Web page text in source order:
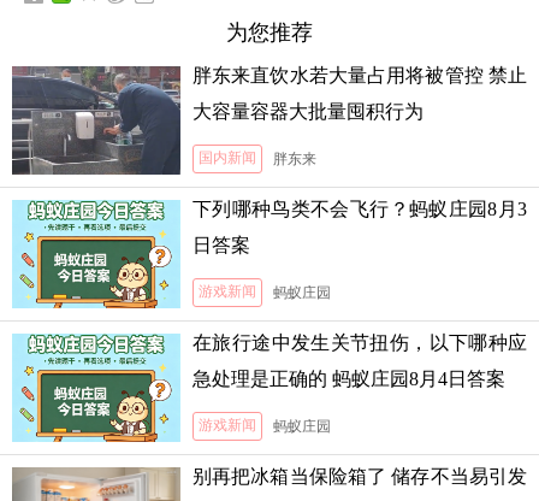
为您推荐
胖东来直饮水若大量占用将被管控 禁止
大容量容器大批量囤积行为
国内新闻 胖东来
下列哪种鸟类不会飞行？蚂蚁庄园8月3
日答案
游戏新闻 蚂蚁庄园
在旅行途中发生关节扭伤，以下哪种应
急处理是正确的 蚂蚁庄园8月4日答案
游戏新闻 蚂蚁庄园
别再把冰箱当保险箱了 储存不当易引发